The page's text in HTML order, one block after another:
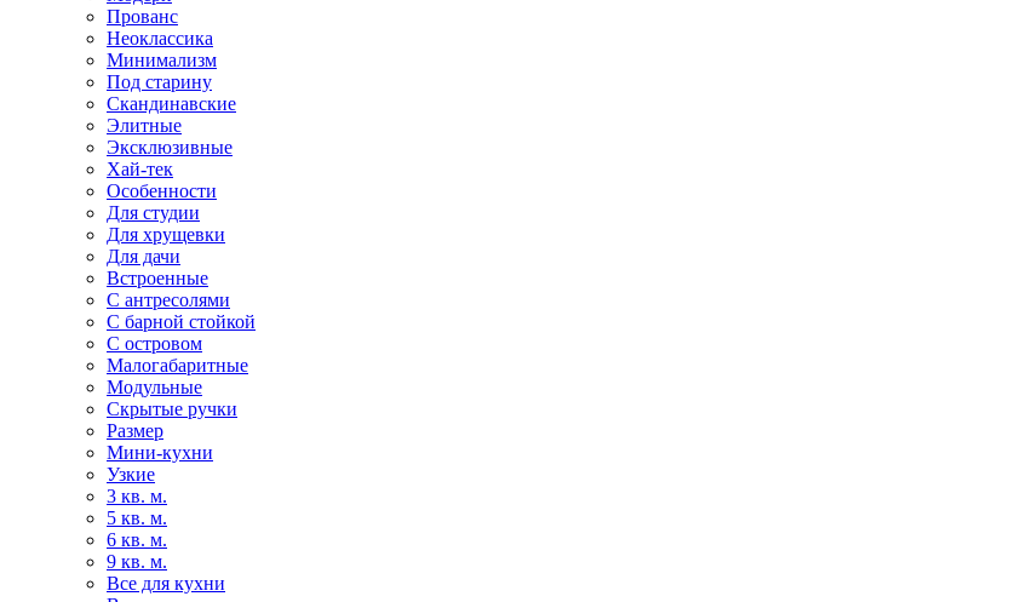
Прованс
Неоклассика
Минимализм
Под старину
Скандинавские
Элитные
Эксклюзивные
Хай-тек
Особенности
Для студии
Для хрущевки
Для дачи
Встроенные
С антресолями
С барной стойкой
С островом
Малогабаритные
Модульные
Скрытые ручки
Размер
Мини-кухни
Узкие
3 кв. м.
5 кв. м.
6 кв. м.
9 кв. м.
Все для кухни